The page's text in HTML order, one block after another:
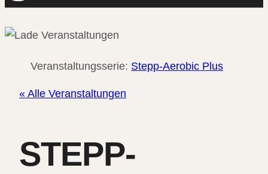
Veranstaltungsserie: Stepp-Aerobic Plus
« Alle Veranstaltungen
STEPP-